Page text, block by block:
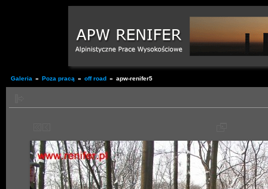
Galeria » Poza pracą » off road » apw-renifer5